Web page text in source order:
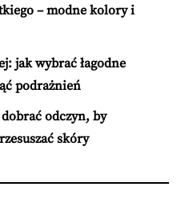
– modne kolory i
jak wybrać łagodne
podrażnień
odczyn, by
skóry